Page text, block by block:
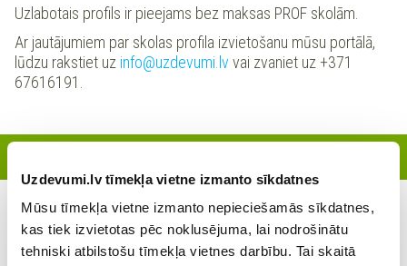
Uzdevumi.lv tīmekļa vietne izmanto sīkdatnes
Mūsu tīmekļa vietne izmanto nepieciešamās sīkdatnes,
kas tiek izvietotas pēc noklusējuma, lai nodrošinātu
tehniski atbilstošu tīmekļa vietnes darbību. Tai skaitā
Uzlabotais profils ir pieejams bez maksas PROF skolām.
Ar jautājumiem par skolas profila izvietošanu mūsu portālā,
lūdzu rakstiet uz info@uzdevumi.lv vai zvaniet uz +371
67616191.
Šajā skolā šobrīd nav reģistrējies neviens skolotājs